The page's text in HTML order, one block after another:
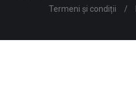
Termeni și condiții
/